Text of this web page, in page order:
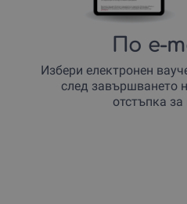
По e-
Избери електронен
след завършването
отстъпка за